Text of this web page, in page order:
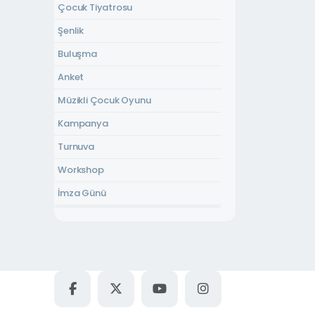
Gazipaşa Kültür Evi
Çocuk Tiyatrosu
Şenlik
Buluşma
Anket
Müzikli Çocuk Oyunu
Kampanya
Turnuva
Workshop
İmza Günü
Çocuk Atölyesi